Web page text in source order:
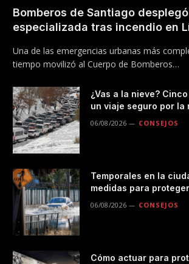
Bomberos de Santiago
especializada tras incendio en
Una de las emergencias urbanas más
tiempo movilizó al Cuerpo de Bomberos…
¿Vas a la nieve?
un viaje seguro por la
06/08/2026 CONSEJOS
Temporales en la
medidas para
06/08/2026 CONSEJOS
Cómo actuar para